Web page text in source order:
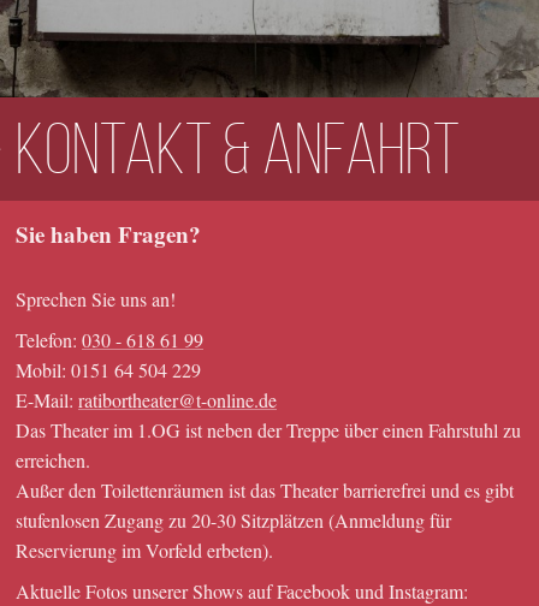
Kontakt & Anfahrt
Sie haben Fragen?
Sprechen Sie uns an!
Telefon: 030 - 618 61 99
Mobil: 0151 64 504 229
E-Mail: ratibortheater@t-online.de
Das Theater im 1.OG ist neben der Treppe über einen Fahrstuhl zu
erreichen.
Außer den Toilettenräumen ist das Theater barrierefrei und es gibt
stufenlosen Zugang zu 20-30 Sitzplätzen (Anmeldung für
Reservierung im Vorfeld erbeten).
Aktuelle Fotos unserer Shows auf Facebook und Instagram: